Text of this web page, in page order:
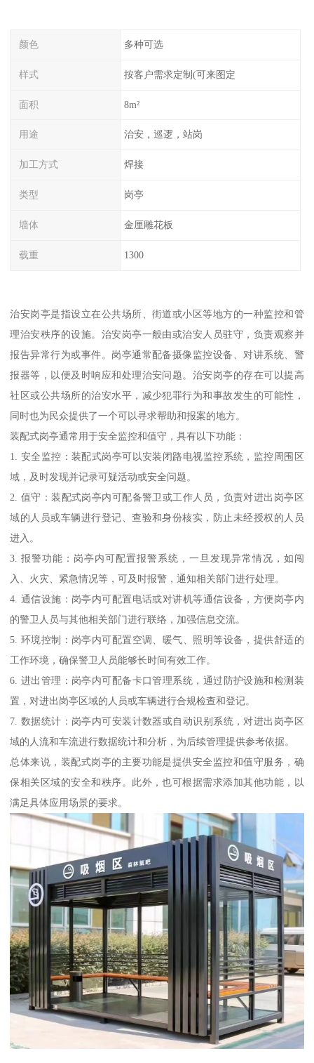
颜色 多种可选
样式 按客户需求定制(可来图定
面积 8m²
用途 治安，巡逻，站岗
加工方式 焊接
类型 岗亭
墙体 金厘雕花板
载重 1300
治安岗亭是指设立在公共场所、街道或小区等地方的一种监控和管
理治安秩序的设施。治安岗亭一般由或治安人员驻守，负责观察并
报告异常行为或事件。岗亭通常配备摄像监控设备、对讲系统、警
报器等，以便及时响应和处理治安问题。治安岗亭的存在可以提高
社区或公共场所的治安水平，减少犯罪行为和事故发生的可能性，
同时也为民众提供了一个可以寻求帮助和报案的地方。
装配式岗亭通常用于安全监控和值守，具有以下功能：
1. 安全监控：装配式岗亭可以安装闭路电视监控系统，监控周围区
域，及时发现并记录可疑活动或安全问题。
2. 值守：装配式岗亭内可配备警卫或工作人员，负责对进出岗亭区
域的人员或车辆进行登记、查验和身份核实，防止未经授权的人员
进入。
3. 报警功能：岗亭内可配置报警系统，一旦发现异常情况，如闯
入、火灾、紧急情况等，可及时报警，通知相关部门进行处理。
4. 通信设施：岗亭内可配置电话或对讲机等通信设备，方便岗亭内
的警卫人员与其他相关部门进行联络，加强信息交流。
5. 环境控制：岗亭内可配置空调、暖气、照明等设备，提供舒适的
工作环境，确保警卫人员能够长时间有效工作。
6. 进出管理：岗亭内可配备卡口管理系统，通过防护设施和检测装
置，对进出岗亭区域的人员或车辆进行合规检查和登记。
7. 数据统计：岗亭内可安装计数器或自动识别系统，对进出岗亭区
域的人流和车流进行数据统计和分析，为后续管理提供参考依据。
总体来说，装配式岗亭的主要功能是提供安全监控和值守服务，确
保相关区域的安全和秩序。此外，也可根据需求添加其他功能，以
满足具体应用场景的要求。